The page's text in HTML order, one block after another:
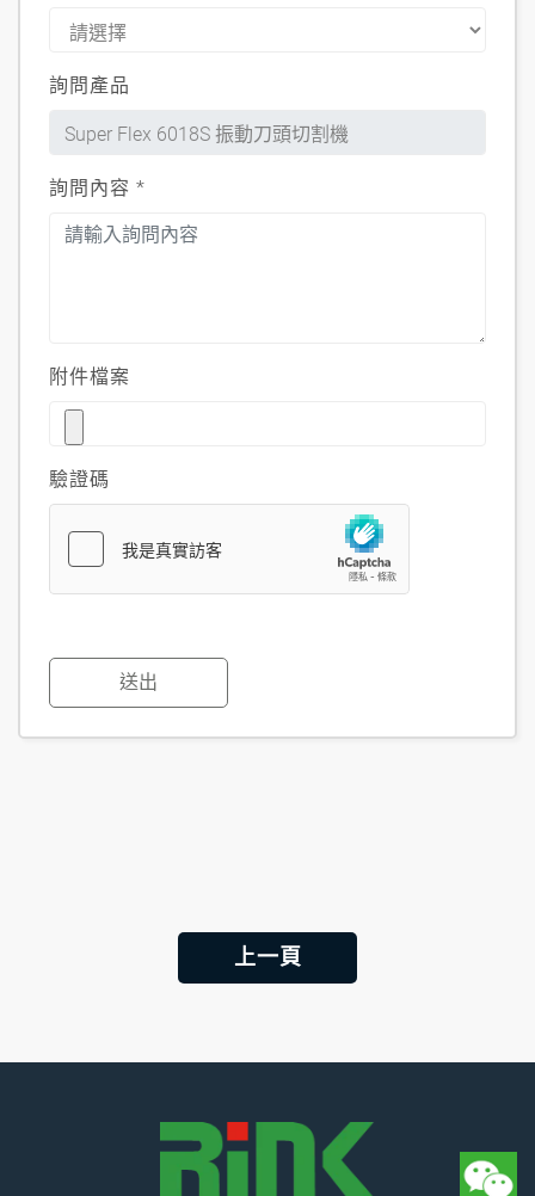
詢問產品
詢問內容 *
附件檔案
驗證碼
送出
上一頁